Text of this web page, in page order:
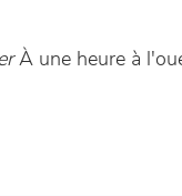
À une heure à